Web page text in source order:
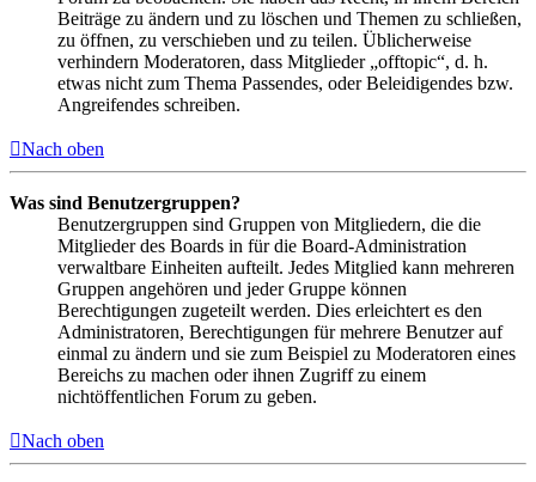
Beiträge zu ändern und zu löschen und Themen zu schließen,
zu öffnen, zu verschieben und zu teilen. Üblicherweise
verhindern Moderatoren, dass Mitglieder „offtopic“, d. h.
etwas nicht zum Thema Passendes, oder Beleidigendes bzw.
Angreifendes schreiben.
Nach oben
Was sind Benutzergruppen?
Benutzergruppen sind Gruppen von Mitgliedern, die die
Mitglieder des Boards in für die Board-Administration
verwaltbare Einheiten aufteilt. Jedes Mitglied kann mehreren
Gruppen angehören und jeder Gruppe können
Berechtigungen zugeteilt werden. Dies erleichtert es den
Administratoren, Berechtigungen für mehrere Benutzer auf
einmal zu ändern und sie zum Beispiel zu Moderatoren eines
Bereichs zu machen oder ihnen Zugriff zu einem
nichtöffentlichen Forum zu geben.
Nach oben